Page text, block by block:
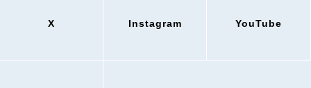
X Instagram YouTube